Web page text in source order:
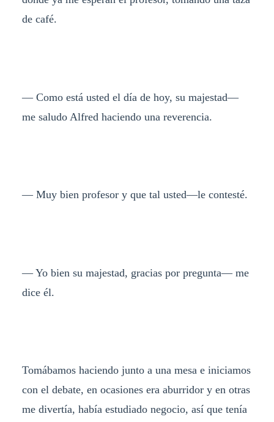
de café.
— Como está usted el día de hoy, su majestad—
me saludo Alfred haciendo una reverencia.
— Muy bien profesor y que tal usted—le contesté.
— Yo bien su majestad, gracias por pregunta— me
dice él.
Tomábamos haciendo junto a una mesa e iniciamos
con el debate, en ocasiones era aburridor y en otras
me divertía, había estudiado negocio, así que tenía